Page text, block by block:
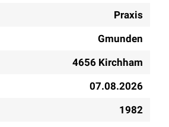
Praxis
Gmunden
4656 Kirchham
07.08.2026
1982